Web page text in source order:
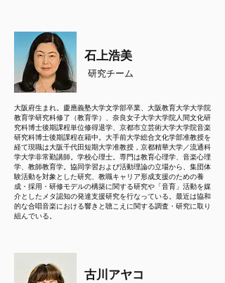
石上浩美
研究チーム
大阪府生まれ。慶應義塾大学文学部卒業、大阪教育大学大学院
教育学研究科修了（教育学）、奈良女子大学大学院人間文化研
究科博士後期課程単位修得退学、京都市立芸術大学大学院音楽
研究科博士後期課程在籍中。大手前大学総合文化学部准教授を
経て現職は大阪千代田短期大学准教授，京都精華大学／流通科
学大学非常勤講師。学校心理士。専門は教育心理学、音楽心理
学、教師教育学。協同学習および活動理論の立場から、集団体
験活動を対象とした研究、教職キャリア形成支援のための養
成・採用・研修モデルの構築に関する研究や「音育」活動を媒
介としたメタ認知の発達支援研究を行なっている。最近は協和
的な合唱音楽における響きと聴こえに関する調査・研究に取り
組んでいる。
​古川アヤコ